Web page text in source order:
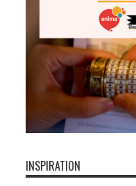
INSPIRATION